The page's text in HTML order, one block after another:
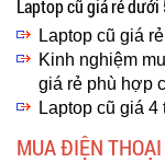
Laptop cũ giá rẻ dưới
Laptop cũ giá
Kinh nghiệm
giá rẻ phù hợp
Laptop cũ giá
MUA ĐIỆN